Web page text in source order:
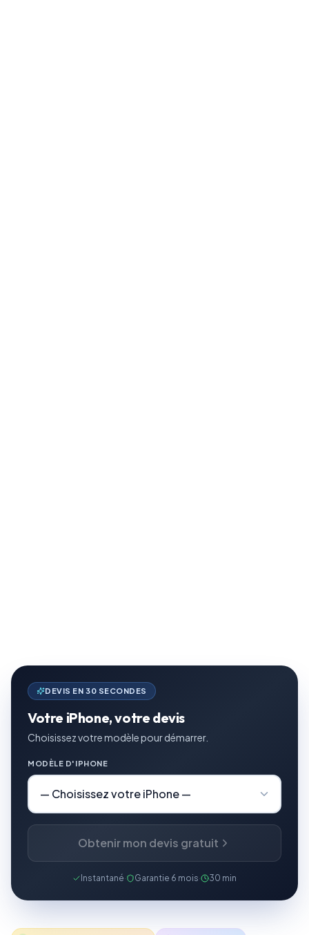
DEVIS EN 30 SECONDES
Votre iPhone, votre devis
Choisissez votre modèle pour démarrer.
MODÈLE D'IPHONE
Obtenir mon devis gratuit
Instantané· Garantie 6 mois· 30 min